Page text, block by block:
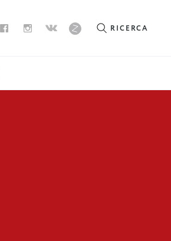
RICERCA